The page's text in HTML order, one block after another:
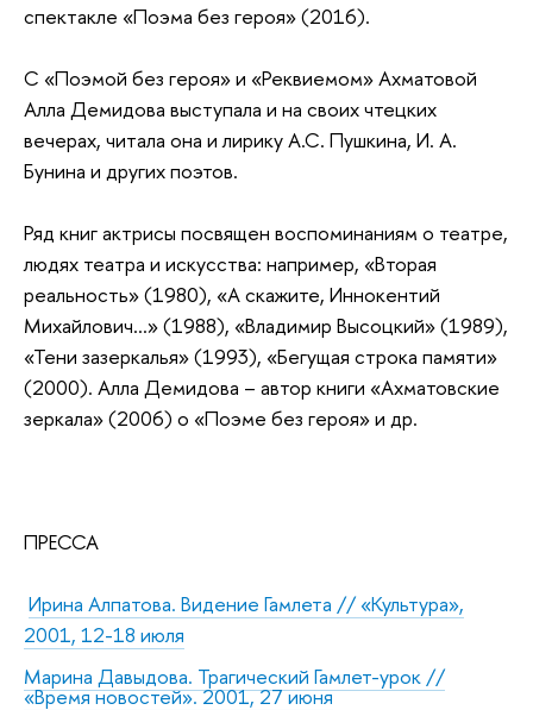
спектакле «Поэма без героя» (2016).
С «Поэмой без героя» и «Реквиемом» Ахматовой
Алла Демидова выступала и на своих чтецких
вечерах, читала она и лирику А.С. Пушкина, И. А.
Бунина и других поэтов.
Ряд книг актрисы посвящен воспоминаниям о театре,
людях театра и искусства: например, «Вторая
реальность» (1980), «А скажите, Иннокентий
Михайлович…» (1988), «Владимир Высоцкий» (1989),
«Тени зазеркалья» (1993), «Бегущая строка памяти»
(2000). Алла Демидова – автор книги «Ахматовские
зеркала» (2006) о «Поэме без героя» и др.
ПРЕССА
Ирина Алпатова. Видение Гамлета // «Культура»,
2001, 12-18 июля
Марина Давыдова. Трагический Гамлет-урок //
«Время новостей». 2001, 27 июня